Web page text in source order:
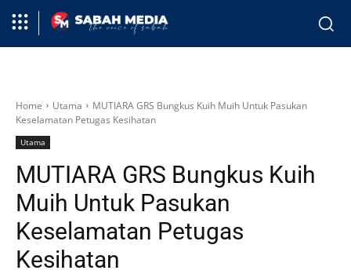
Home Utama
MUTIARA GRS Bungkus Kuih Muih Untuk Pasukan
Keselamatan Petugas Kesihatan
Utama
MUTIARA GRS Bungkus Kuih
Muih Untuk Pasukan
Keselamatan Petugas
Kesihatan